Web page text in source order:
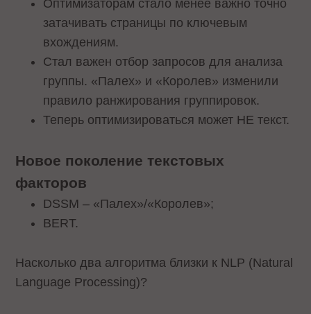
Оптимизаторам стало менее важно точно
затачивать страницы по ключевым
вхождениям.
Стал важен отбор запросов для анализа
группы. «Палех» и «Королев» изменили
правило ранжирования группировок.
Теперь оптимизироваться может НЕ текст.
Новое поколение текстовых
факторов
DSSM – «Палех»/«Королев»;
BERT.
Насколько два алгоритма близки к NLP (Natural
Language Processing)?